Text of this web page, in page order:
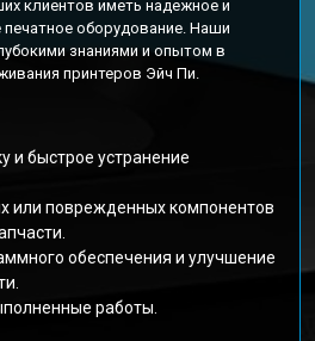
клиентов иметь надежное и
оборудование. Наши
знаниями и опытом в
принтеров Эйч Пи.
и быстрое устранение
или поврежденных компонентов
обеспечения и улучшение
работы.